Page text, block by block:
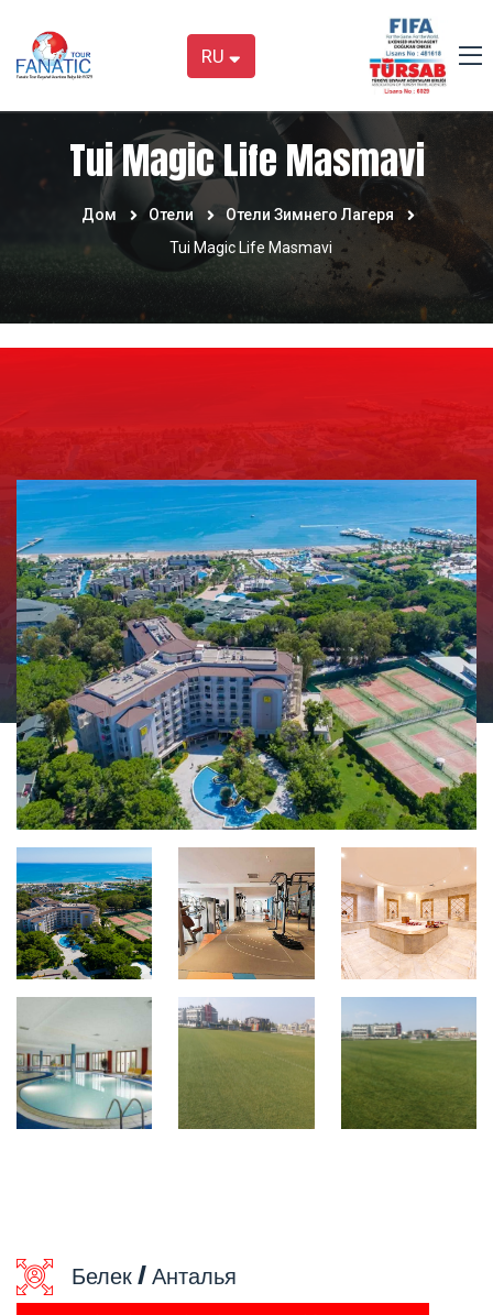
RU
Tui Magic Life Masmavi
Дом Отели
Отели Зимнего Лагеря
Tui Magic Life Masmavi
Белек / Анталья